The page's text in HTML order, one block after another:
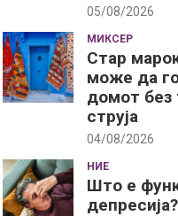
05/08/2026
МИКСЕР
Стар
може да
домот
струја
04/08/2026
НИЕ
Што е
депресија?